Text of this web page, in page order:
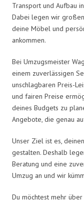
Transport und Aufbau
Dabei legen wir
deine Möbel und
ankommen.
Bei Umzugsmeister
einem zuverlässigen
unschlagbaren Preis-
und fairen Preise
deines Budgets zu
Angebote, die genau
Unser Ziel ist es,
gestalten. Deshalb
Beratung und eine
Umzug an und wir
Du möchtest mehr